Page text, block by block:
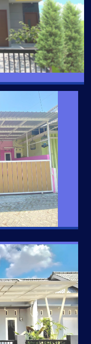
Desain, Dapur,
Mandi.
Pintar
rumahnya
subsidi hanya 100